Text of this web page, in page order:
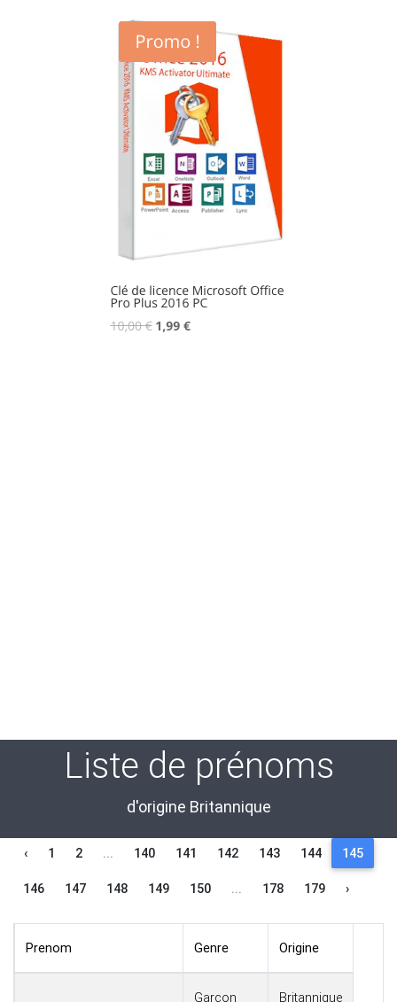
Liste de prénoms
d'origine Britannique
‹ 1 2 ... 140 141 142 143 144 145
146 147 148 149 150 ... 178 179 ›
Prenom Genre Origine
Garçon Britannique